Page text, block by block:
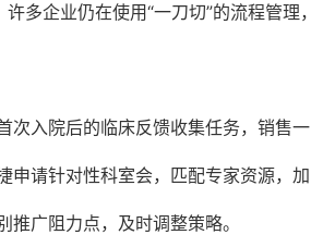
多企业仍在使用“一刀切”的流程管理，
次入院后的临床反馈收集任务，销售一
申请针对性科室会，匹配专家资源，加
广阻力点，及时调整策略。